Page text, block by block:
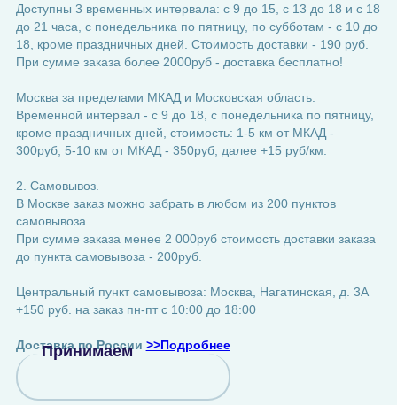
Доступны 3 временных интервала: с 9 до 15, с 13 до 18 и с 18
до 21 часа, с понедельника по пятницу, по субботам - с 10 до
18, кроме праздничных дней. Стоимость доставки - 190 руб.
При сумме заказа более 2000руб - доставка бесплатно!
Москва за пределами МКАД и Московская область.
Временной интервал - с 9 до 18, с понедельника по пятницу,
кроме праздничных дней, стоимость: 1-5 км от МКАД -
300руб, 5-10 км от МКАД - 350руб, далее +15 руб/км.
2. Самовывоз.
В Москве заказ можно забрать в любом из 200 пунктов
самовывоза
При сумме заказа менее 2 000руб стоимость доставки заказа
до пункта самовывоза - 200руб.
Центральный пункт самовывоза: Москва, Нагатинская, д. 3А
+150 руб. на заказ пн-пт с 10:00 до 18:00
Доставка по России >>Подробнее
Принимаем